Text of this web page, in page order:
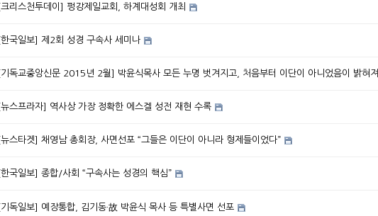
[크리스천투데이] 펑강제일교회, 하계대성회 개최
[한국일보] 제2회 성경 구속사 세미나
[기독교중앙신문 2015년 2월] 박윤식목사 모든 누명 벗겨지고, 처음부터 이단이 아니었음이 밝혀져
[뉴스프라자] 역사상 가장 정확한 에스겔 성전 재현 수록
[뉴스타겟] 채영남 총회장, 사면선포 “그들은 이단이 아니라 형제들이었다”
[한국일보] 종합/사회 “구속사는 성경의 핵심”
[기독일보] 예장통합, 김기동·故 박윤식 목사 등 특별사면 선포